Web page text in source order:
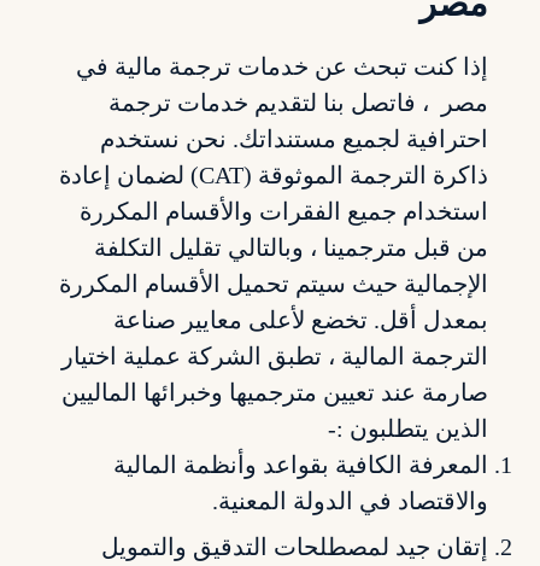
إذا كنت تبحث عن خدمات ترجمة مالية في
مصر ، فاتصل بنا لتقديم خدمات ترجمة
احترافية لجميع مستنداتك. نحن نستخدم
ذاكرة الترجمة الموثوقة (CAT) لضمان إعادة
استخدام جميع الفقرات والأقسام المكررة
من قبل مترجمينا ، وبالتالي تقليل التكلفة
الإجمالية حيث سيتم تحميل الأقسام المكررة
بمعدل أقل. تخضع لأعلى معايير صناعة
الترجمة المالية ، تطبق الشركة عملية اختيار
صارمة عند تعيين مترجميها وخبرائها الماليين
الذين يتطلبون :-
المعرفة الكافية بقواعد وأنظمة المالية
والاقتصاد في الدولة المعنية.
إتقان جيد لمصطلحات التدقيق والتمويل